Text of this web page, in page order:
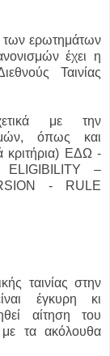
των ερωτημάτων
έχει η
Ταινίας
με την
όπως και
κριτήρια) ΕΔΩ -
–
- RULE
ταινίας στην
έγκυρη κι
αίτηση του
τα ακόλουθα